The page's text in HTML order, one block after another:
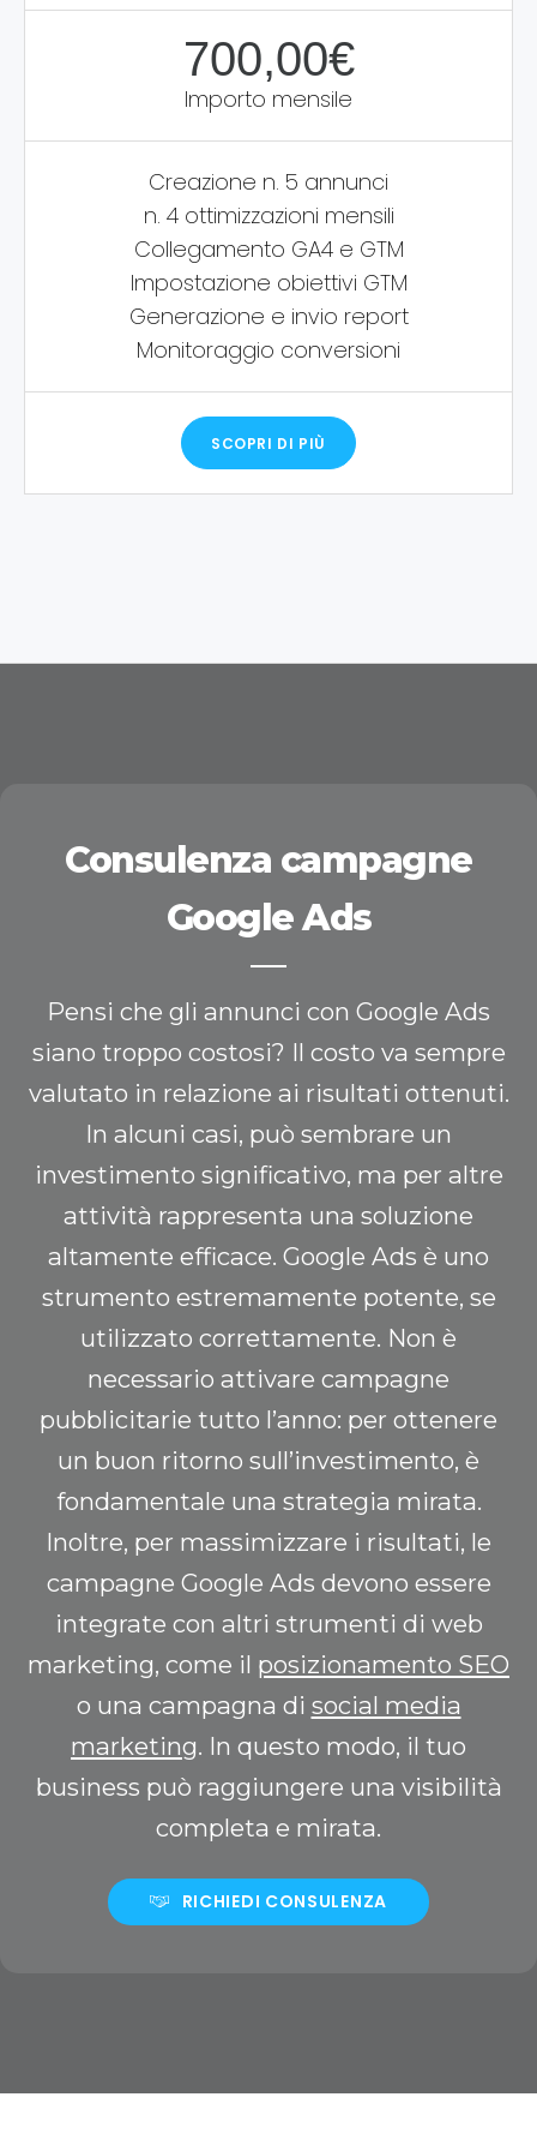
700,00€
Importo mensile
Creazione n. 5 annunci
n. 4 ottimizzazioni mensili
Collegamento GA4 e GTM
Impostazione obiettivi GTM
Generazione e invio report
Monitoraggio conversioni
SCOPRI DI PIÙ
Consulenza campagne
Google Ads
Pensi che gli annunci con Google Ads
siano troppo costosi? Il costo va sempre
valutato in relazione ai risultati ottenuti.
In alcuni casi, può sembrare un
investimento significativo, ma per altre
attività rappresenta una soluzione
altamente efficace. Google Ads è uno
strumento estremamente potente, se
utilizzato correttamente. Non è
necessario attivare campagne
pubblicitarie tutto l’anno: per ottenere
un buon ritorno sull’investimento, è
fondamentale una strategia mirata.
Inoltre, per massimizzare i risultati, le
campagne Google Ads devono essere
integrate con altri strumenti di web
marketing, come il posizionamento SEO
o una campagna di social media
marketing. In questo modo, il tuo
business può raggiungere una visibilità
completa e mirata.
RICHIEDI CONSULENZA